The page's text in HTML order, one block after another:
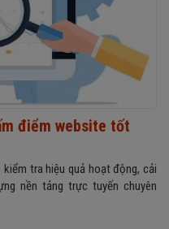
điểm website tốt
tra hiệu quả hoạt động, cải
nền tảng trực tuyến chuyên